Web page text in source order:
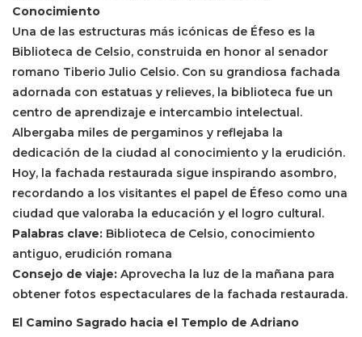
Conocimiento
Una de las estructuras más icónicas de Éfeso es la
Biblioteca de Celsio, construida en honor al senador
romano Tiberio Julio Celsio. Con su grandiosa fachada
adornada con estatuas y relieves, la biblioteca fue un
centro de aprendizaje e intercambio intelectual.
Albergaba miles de pergaminos y reflejaba la
dedicación de la ciudad al conocimiento y la erudición.
Hoy, la fachada restaurada sigue inspirando asombro,
recordando a los visitantes el papel de Éfeso como una
ciudad que valoraba la educación y el logro cultural.
Palabras clave: Biblioteca de Celsio, conocimiento
antiguo, erudición romana
Consejo de viaje: Aprovecha la luz de la mañana para
obtener fotos espectaculares de la fachada restaurada.
El Camino Sagrado hacia el Templo de Adriano